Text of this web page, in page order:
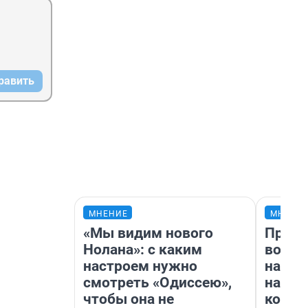
МНЕНИЕ
«Мы видим нового
Нолана»: с каким
настроем нужно
смотреть «Одиссею»,
чтобы она не
нам